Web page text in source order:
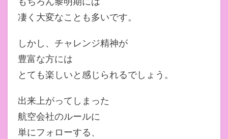
凄く大変なことも多いです。
しかし、チャレンジ精神が
豊富な方には
とても楽しいと感じられるでしょう。
出来上がってしまった
航空会社のルールに
単にフォローする、